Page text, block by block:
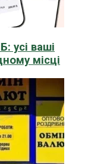
усі ваші
місці